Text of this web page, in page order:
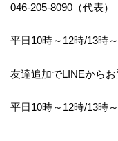
046-205-8090（代表）
平日10時～12時/13時
友達追加でLINEから
平日10時～12時/13時